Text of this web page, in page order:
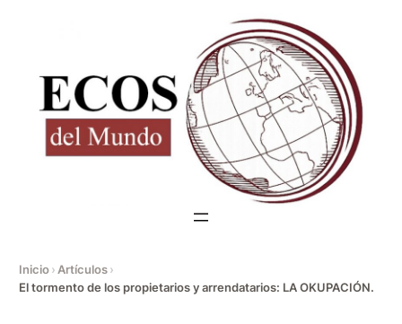
Inicio› Artículos›
El tormento de los propietarios y arrendatarios: LA OKUPACIÓN.